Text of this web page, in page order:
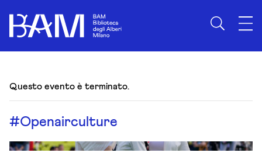
Questo evento è terminato.
#Openairculture